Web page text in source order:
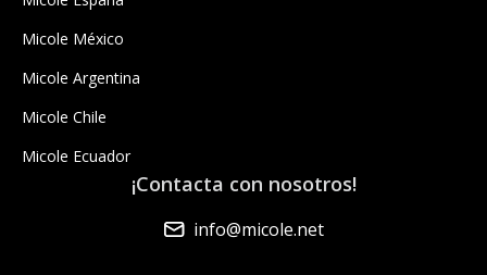
Micole México
Micole Argentina
Micole Chile
Micole Ecuador
¡Contacta con nosotros!
info@micole.net